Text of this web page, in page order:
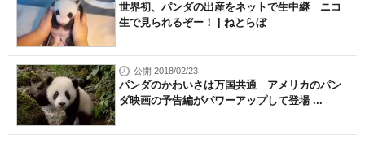
世界初、パンダの出産をネットで生中継 ニコ
生で見られるぞー！ | ねとらぼ
公開 2018/02/23
パンダのかわいさは万国共通 アメリカのパン
ダ映画の予告編がパワーアップして登場 ...